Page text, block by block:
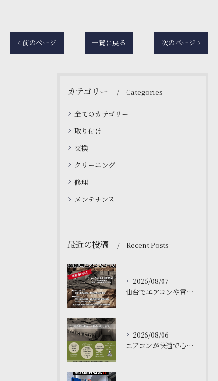
< 前のページ 一覧に戻る 次のページ >
カテゴリー Categories
全てのカテゴリー
取り付け
交換
クリーニング
修理
メンテナンス
最近の投稿 Recent Posts
2026/08/07
仙台でエアコンや電気工事について学ぶなら、私たちの塾がおすす...
2026/08/06
エアコンが快適で心地よい空間を作ります❄️